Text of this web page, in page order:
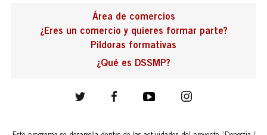
¿Qué es DSSMP?
Área de comercios
¿Eres un comercio y quieres formar parte?
Pildoras formativas